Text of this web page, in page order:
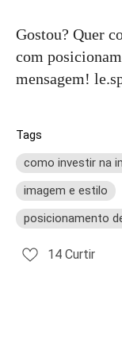
Gostou? Quer
com
mensagem!
Tags
como investir na
imagem e estilo
posicionamento
14 Curtir